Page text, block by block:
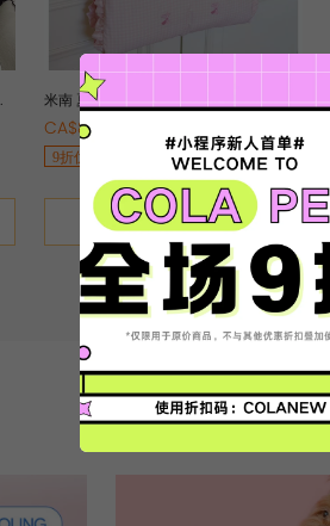
米南 夏季凉感冰丝凉垫 可拆洗柔软外出
垫子睡垫
CA$89.99
9折优惠
加入购物车